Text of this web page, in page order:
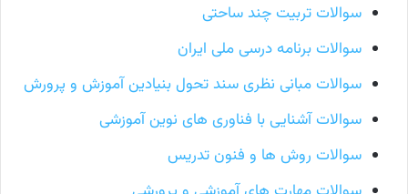
سوالات تربیت چند ساحتی
سوالات برنامه درسی ملی ایران
سوالات مبانی نظری سند تحول بنیادین آموزش و پرورش
سوالات آشنایی با فناوری های نوین آموزشی
سوالات روش ها و فنون تدریس